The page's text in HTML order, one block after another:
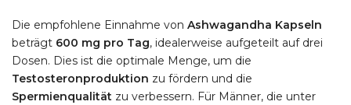
Die empfohlene Einnahme von Ashwagandha Kapseln
beträgt 600 mg pro Tag, idealerweise aufgeteilt auf drei
Dosen. Dies ist die optimale Menge, um die
Testosteronproduktion zu fördern und die
Spermienqualität zu verbessern. Für Männer, die unter